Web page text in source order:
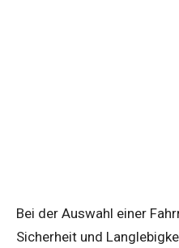
Bei der Auswahl einer
Sicherheit und